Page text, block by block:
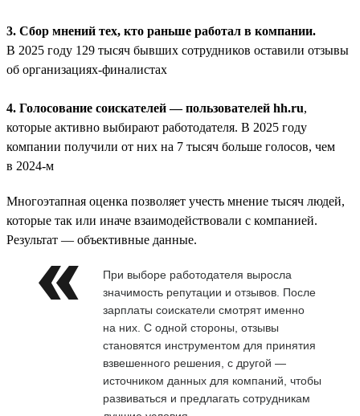
3. Сбор мнений тех, кто раньше работал в компании.
В 2025 году 129 тысяч бывших сотрудников оставили отзывы
об организациях-финалистах
4. Голосование соискателей — пользователей hh.ru,
которые активно выбирают работодателя. В 2025 году
компании получили от них на 7 тысяч больше голосов, чем
в 2024-м
Многоэтапная оценка позволяет учесть мнение тысяч людей,
которые так или иначе взаимодействовали с компанией.
Результат — объективные данные.
При выборе работодателя выросла
значимость репутации и отзывов. После
зарплаты соискатели смотрят именно
на них. С одной стороны, отзывы
становятся инструментом для принятия
взвешенного решения, с другой —
источником данных для компаний, чтобы
развиваться и предлагать сотрудникам